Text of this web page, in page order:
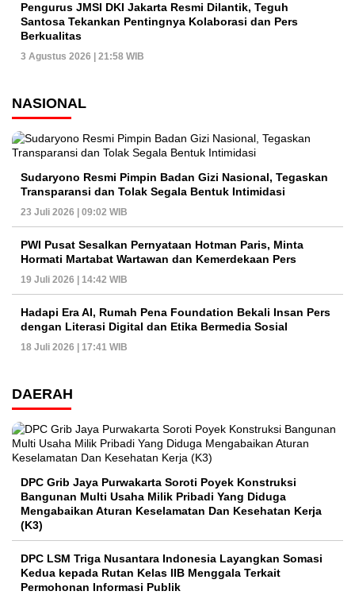
Pengurus JMSI DKI Jakarta Resmi Dilantik, Teguh
Santosa Tekankan Pentingnya Kolaborasi dan Pers
Berkualitas
3 Agustus 2026 | 21:58 WIB
NASIONAL
Sudaryono Resmi Pimpin Badan Gizi Nasional, Tegaskan
Transparansi dan Tolak Segala Bentuk Intimidasi
23 Juli 2026 | 09:02 WIB
PWI Pusat Sesalkan Pernyataan Hotman Paris, Minta
Hormati Martabat Wartawan dan Kemerdekaan Pers
19 Juli 2026 | 14:42 WIB
Hadapi Era AI, Rumah Pena Foundation Bekali Insan Pers
dengan Literasi Digital dan Etika Bermedia Sosial
18 Juli 2026 | 17:41 WIB
DAERAH
DPC Grib Jaya Purwakarta Soroti Poyek Konstruksi
Bangunan Multi Usaha Milik Pribadi Yang Diduga
Mengabaikan Aturan Keselamatan Dan Kesehatan Kerja
(K3)
DPC LSM Triga Nusantara Indonesia Layangkan Somasi
Kedua kepada Rutan Kelas IIB Menggala Terkait
Permohonan Informasi Publik